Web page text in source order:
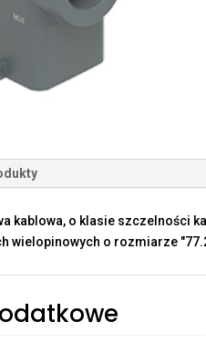
kablowa, o klasie szczelności
wielopinowych o rozmiarze